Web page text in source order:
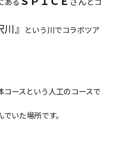
川』
という川でコラボツア
ースという人工のコースで
いた場所です。